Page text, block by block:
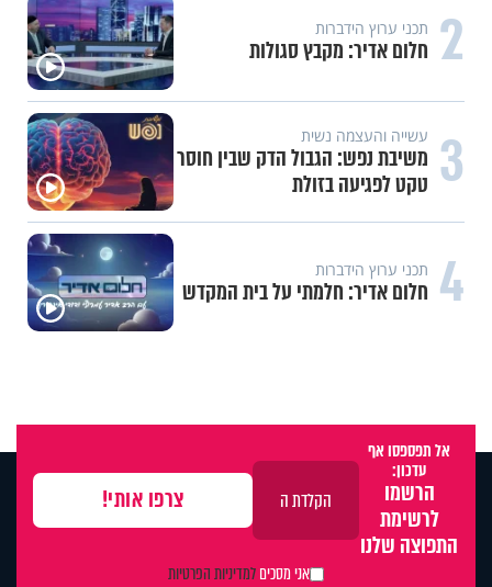
2 תכני ערוץ הידברות
חלום אדיר: מקבץ סגולות
3 עשייה והעצמה נשית
משיבת נפש: הגבול הדק שבין חוסר
טקט לפגיעה בזולת
4 תכני ערוץ הידברות
חלום אדיר: חלמתי על בית המקדש
אל תפספסו אף
עדכון:
הרשמו
לרשימת
התפוצה שלנו
אני מסכיםלמדיניות הפרטיות